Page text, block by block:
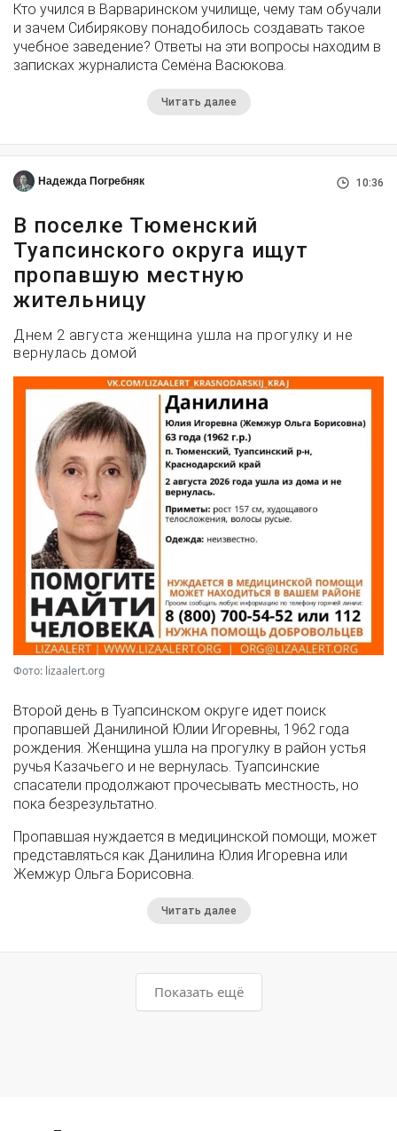
Кто учился в Варваринском училище, чему там обучали
и зачем Сибирякову понадобилось создавать такое
учебное заведение? Ответы на эти вопросы находим в
записках журналиста Семёна Васюкова.
Читать далее
Надежда Погребняк 10:36
В поселке Тюменский
Туапсинского округа ищут
пропавшую местную
жительницу
Днем 2 августа женщина ушла на прогулку и не
вернулась домой
Фото: lizaalert.org
Второй день в Туапсинском округе идет поиск
пропавшей Данилиной Юлии Игоревны, 1962 года
рождения. Женщина ушла на прогулку в район устья
ручья Казачьего и не вернулась. Туапсинские
спасатели продолжают прочесывать местность, но
пока безрезультатно.
Пропавшая нуждается в медицинской помощи, может
представляться как Данилина Юлия Игоревна или
Жемжур Ольга Борисовна.
Читать далее
Показать ещё